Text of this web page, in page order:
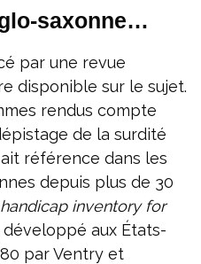
saxonne…
par une revue
disponible sur le sujet.
rendus compte
de la surdité
référence dans les
depuis plus de 30
inventory for
aux États-
par Ventry et